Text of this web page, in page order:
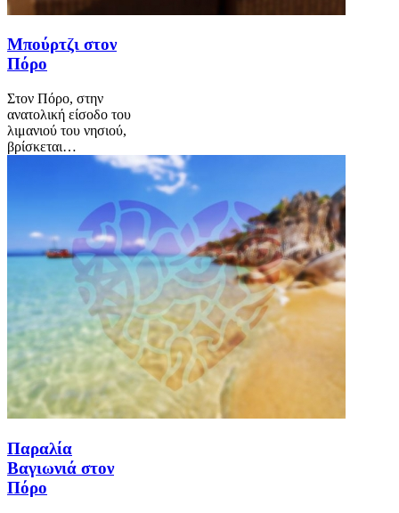
Μπούρτζι στον
Πόρο
Στον Πόρο, στην
ανατολική είσοδο του
λιμανιού του νησιού,
βρίσκεται…
Παραλία
Βαγιωνιά στον
Πόρο